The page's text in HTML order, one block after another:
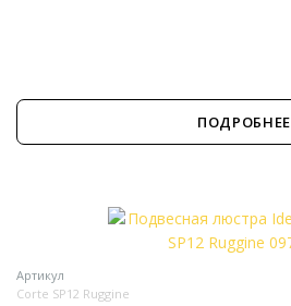
ПОДРОБНЕЕ
Артикул
Corte SP12 Ruggine